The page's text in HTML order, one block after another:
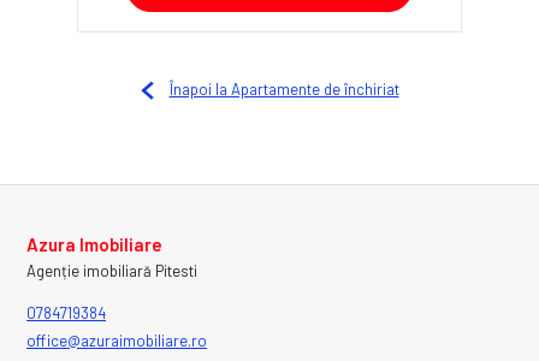
Înapoi la Apartamente de închiriat
Azura Imobiliare
Agenție imobiliară Pitesti
0784719384
office@azuraimobiliare.ro